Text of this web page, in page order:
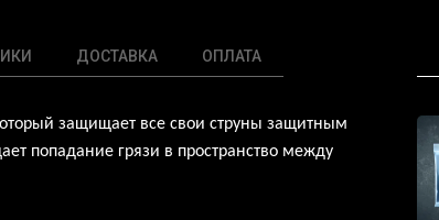
ДОСТАВКА ОПЛАТА
защищает все свои струны защитным
попадание грязи в пространство между